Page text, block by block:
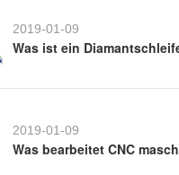
2019-01-09
Was ist ein
2019-01-09
Was bearbeitet CNC